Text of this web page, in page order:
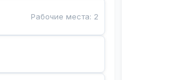
Рабочие места: 2